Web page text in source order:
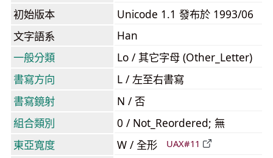
初始版本
Unicode 1.1 發布於 1993/06
文字語系
Han
一般分類
Lo / 其它字母 (Other_Letter)
書寫方向
L / 左至右書寫
書寫鏡射
N / 否
組合類別
0 / Not_Reordered; 無
東亞寬度
W / 全形 UAX#11